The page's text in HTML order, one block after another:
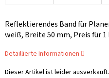
Dieser Artikel ist leider
Reflektierendes Band für
weiß, Breite 50 mm, Preis für
Detaillierte Informationen